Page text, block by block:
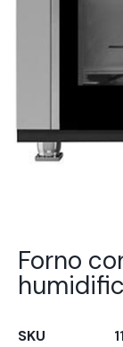
Forno
SKU